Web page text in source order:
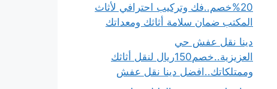
20%خصم..فك وتركيب احترافي لأثاث
المكتب ضمان سلامة أثاثك ومعداتك
دينا نقل عفش حي
العزيزية..خصم150ريال لنقل أثاثك
وممتلكاتك..افضل دينا نقل عفش